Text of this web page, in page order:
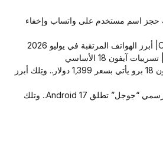
حجز اسم مستخدم على واتساب وإخفاء
ارتفاع في السعر| آيفون 18 برو يأتي بسعر 1,399 دولار.. وتِلك أبرز
لأجهزة Pixel| بشكل رسمي “جوجل” تطلق Android 17.. وتلك